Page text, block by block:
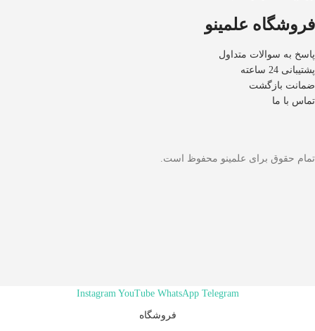
فروشگاه علمینو
پاسخ به سوالات متداول
پشتیبانی 24 ساعته
ضمانت بازگشت
تماس با ما
تمام حقوق برای علمینو محفوظ است.
Instagram YouTube WhatsApp Telegram
فروشگاه